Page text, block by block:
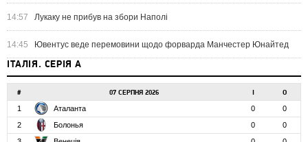
14:57 Лукаку не прибув на збори Наполі
14:45 Ювентус веде перемовини щодо форварда Манчестер Юнайтед
ІТАЛІЯ. СЕРІЯ А
# 07 СЕРПНЯ 2026 О
1 Аталанта 0
0
2
Болонья 0
0